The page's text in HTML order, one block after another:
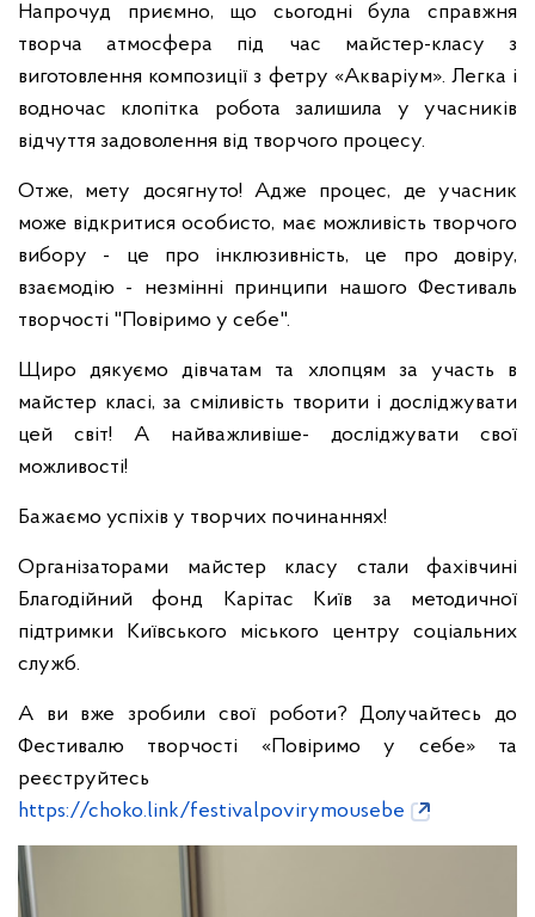
Напрочуд приємно, що сьогодні була справжня
творча атмосфера під час майстер-класу з
виготовлення композиції з фетру «Акваріум». Легка і
водночас клопітка робота залишила у учасників
відчуття задоволення від творчого процесу.
Отже, мету досягнуто! Адже процес, де учасник
може відкритися особисто, має можливість творчого
вибору - це про інклюзивність, це про довіру,
взаємодію - незмінні принципи нашого Фестиваль
творчості "Повіримо у себе".
Щиро дякуємо дівчатам та хлопцям за участь в
майстер класі, за сміливість творити і досліджувати
цей світ! А найважливіше- досліджувати свої
можливості!
Бажаємо успіхів у творчих починаннях!
Організаторами майстер класу стали фахівчині
Благодійний фонд Карітас Київ за методичної
підтримки Київського міського центру соціальних
служб.
А ви вже зробили свої роботи? Долучайтесь до
Фестивалю творчості «Повіримо у себе» та
реєструйтесь
https://choko.link/festivalpovirymousebe